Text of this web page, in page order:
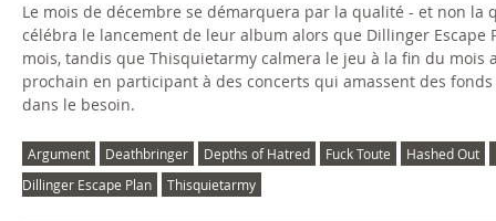
Le mois de décembre se démarquera par la qualité - et non la
célébra le lancement de leur album alors que Dillinger
mois, tandis que Thisquietarmy calmera le jeu à la fin du
prochain en participant à des concerts qui amassent des
dans le besoin.
Argument Deathbringer Depths of Hatred Fuck Toute Hashed Out
Dillinger Escape Plan
Thisquietarmy